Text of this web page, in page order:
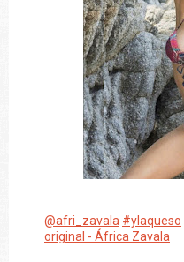
@afri_zavala #ylaqueso
original - África Zavala